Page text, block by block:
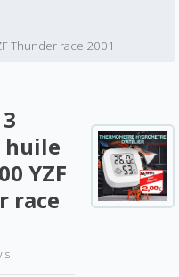
Thunder race 2001
YZF
race